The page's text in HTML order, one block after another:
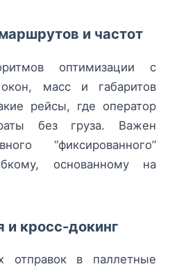
и частот
оптимизации с
масс и габаритов
рейсы, где оператор
без груза. Важен
“фиксированного”
основанному на
и кросс-докинг
отправок в паллетные